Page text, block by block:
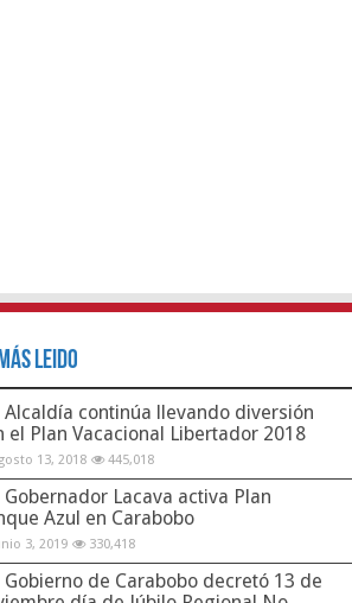
Leido
Alcaldía continúa llevando diversión
el Plan Vacacional Libertador 2018
13, 2018 445,018
Gobernador Lacava activa Plan
Azul en Carabobo
3, 2019 330,418
Gobierno de Carabobo decretó 13 de